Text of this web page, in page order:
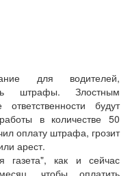
для водителей,
штрафы. Злостным
будут
в количестве 50
оплату штрафа, грозит
арест.
газета", как и сейчас
чтобы оплатить